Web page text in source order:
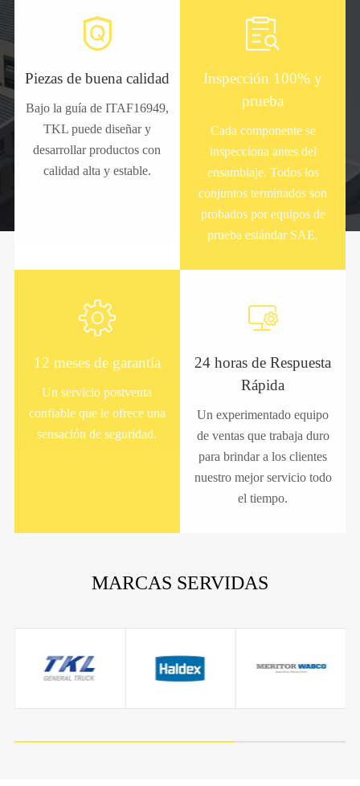

Piezas de buena calidad
Bajo la guía de ITAF16949,
TKL puede diseñar y
desarrollar productos con
calidad alta y estable.

Inspección 100% y
prueba
Cada componente se
inspecciona antes del
ensamblaje. Todos los
conjuntos terminados son
probados por equipos de
prueba estándar SAE.

12 meses de garantía
Un servicio postventa
confiable que le ofrece una
sensación de seguridad.

24 horas de Respuesta
Rápida
Un experimentado equipo
de ventas que trabaja duro
para brindar a los clientes
nuestro mejor servicio todo
el tiempo.
MARCAS SERVIDAS